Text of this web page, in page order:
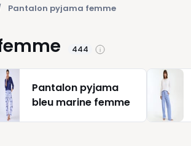
Pantalon pyjama femme
444
Pantalon pyjama
bleu marine femme